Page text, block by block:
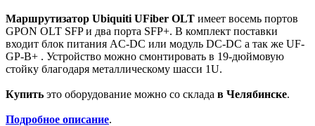
Маршрутизатор Ubiquiti UFiber OLT имеет восемь портов
GPON OLT SFP и два порта SFP+. В комплект поставки
входит блок питания AC-DC или модуль DC-DC а так же UF-
GP-B+ . Устройство можно смонтировать в 19-дюймовую
стойку благодаря металлическому шасси 1U.
Купить это оборудование можно со склада в Челябинске.
Подробное описание.